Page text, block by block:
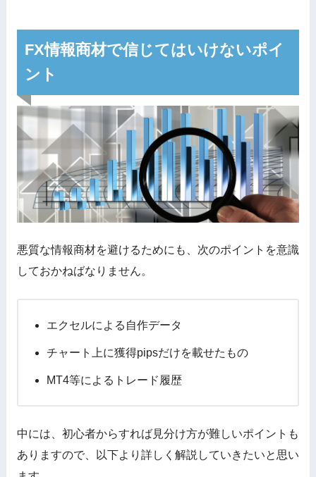
FX情報商材で信じてはいけないポイ
ント
悪質な情報商材を避けるためにも、次のポイントを意識
しておかねばなりません。
エクセルによる自作データ
チャート上に獲得pipsだけを載せたもの
MT4等によるトレード履歴
中には、初心者からすれば見分け方が難しいポイントも
ありますので、以下より詳しく解説していきたいと思い